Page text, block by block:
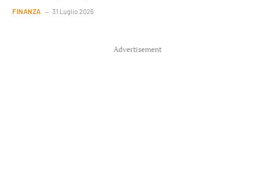
FINANZA 31 Luglio 2026
Advertisement